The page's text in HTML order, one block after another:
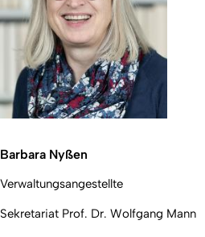
Barbara Nyßen
Verwaltungsangestellte
Sekretariat Prof. Dr. Wolfgang Mann